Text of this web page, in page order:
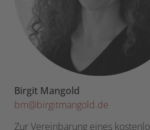
Birgit Mangold
bm@birgitmangold.de
Zur Vereinbarung eines